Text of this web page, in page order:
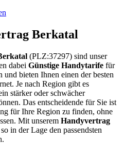
Berkatal
(PLZ:37297) sind unser
dabei Günstige Handytarife für
bieten Ihnen einen der besten
Je nach Region gibt es
stärker oder schwächer
Das entscheidende für Sie ist
für Ihre Region zu finden, ohne
Mit unserem Handyvertrag
in der Lage den passendsten